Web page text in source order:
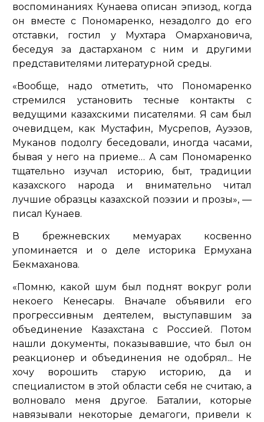
воспоминаниях Кунаева описан эпизод, когда
он вместе с Пономаренко, незадолго до его
отставки, гостил у Мухтара Омархановича,
беседуя за дастарханом с ним и другими
представителями литературной среды.
«Вообще, надо отметить, что Пономаренко
стремился установить тесные контакты с
ведущими казахскими писателями. Я сам был
очевидцем, как Мустафин, Мусрепов, Ауэзов,
Муканов подолгу беседовали, иногда часами,
бывая у него на приеме… А сам Пономаренко
тщательно изучал историю, быт, традиции
казахского народа и внимательно читал
лучшие образцы казахской поэзии и прозы», —
писал Кунаев.
В брежневских мемуарах косвенно
упоминается и о деле историка Ермухана
Бекмаханова.
«Помню, какой шум был поднят вокруг роли
некоего Кенесары. Вначале объявили его
прогрессивным деятелем, выступавшим за
объединение Казахстана с Россией. Потом
нашли документы, показывавшие, что был он
реакционер и объединения не одобрял... Не
хочу ворошить старую историю, да и
специалистом в этой области себя не считаю, а
волновало меня другое. Баталии, которые
навязывали некоторые демагоги, привели к